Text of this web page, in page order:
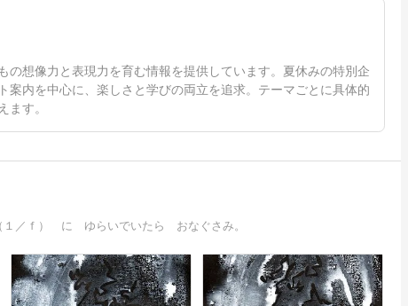
想像力と表現力を育む情報を提供しています。夏休みの特別企
内を中心に、楽しさと学びの両立を追求。テーマごとに具体的
ます。
／ｆ） に ゆらいでいたら おなぐさみ。